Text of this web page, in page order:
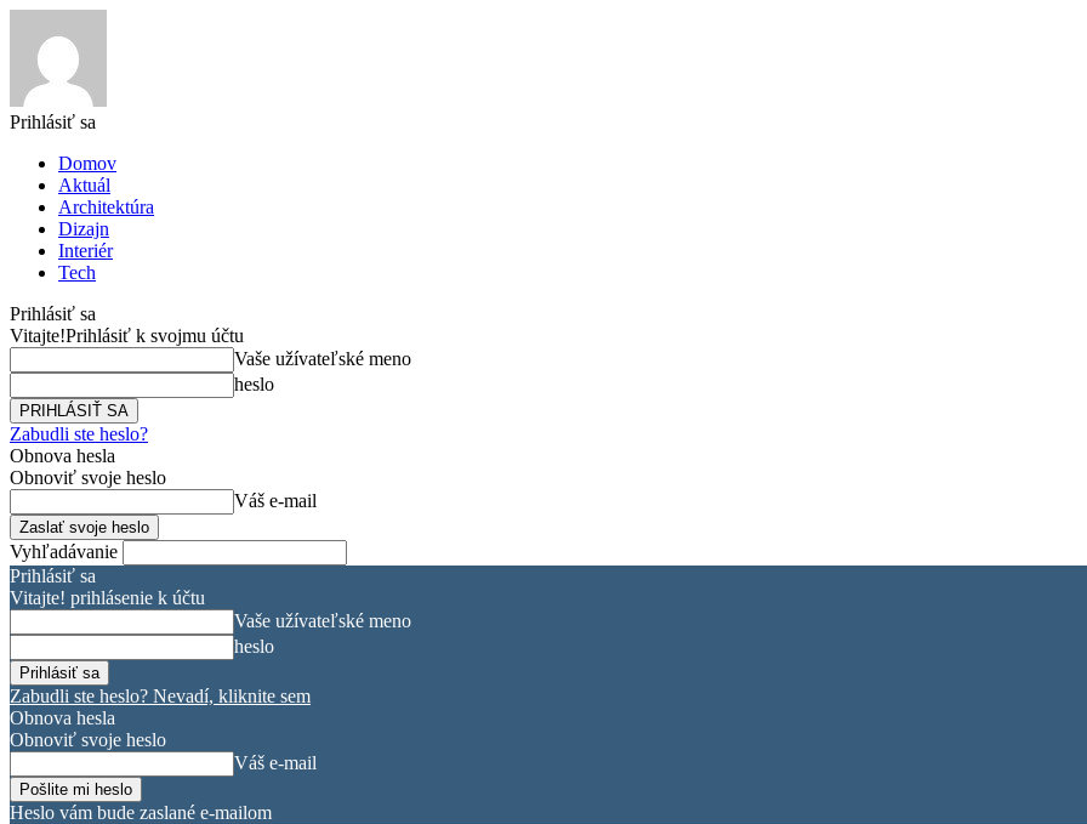
Prihlásiť sa
Domov
Aktuál
Architektúra
Dizajn
Interiér
Tech
Prihlásiť sa
Vitajte!Prihlásiť k svojmu účtu
Vaše užívateľské meno
heslo
Zabudli ste heslo?
Obnova hesla
Obnoviť svoje heslo
Váš e-mail
Vyhľadávanie
Prihlásiť sa
Vitajte! prihlásenie k účtu
Vaše užívateľské meno
heslo
Zabudli ste heslo? Nevadí, kliknite sem
Obnova hesla
Obnoviť svoje heslo
Váš e-mail
Heslo vám bude zaslané e-mailom